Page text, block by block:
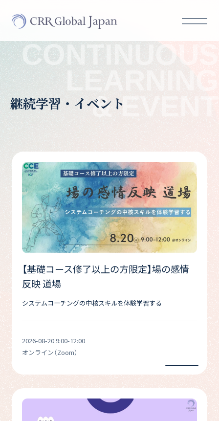
CONTINUOUS
LEARNING
& EVENT
継続学習・イベント
【基礎コース修了以上の方限定】場の感情
反映 道場
システムコーチングの中核スキルを体験学習する
2026-08-20 9:00-12:00
オンライン（Zoom）